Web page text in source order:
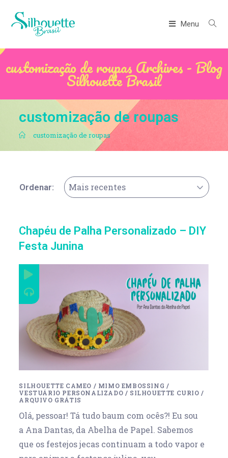
Menu
customização de roupas Archives - Blog
Silhouette Brasil
customização de roupas
. customização de roupas
Ordenar: Mais recentes
Chapéu de Palha Personalizado – DIY
Festa Junina
SILHOUETTE CAMEO / MIMO EMBOSSING /
VESTUÁRIO PERSONALIZADO / SILHOUETTE CURIO /
ARQUIVO GRÁTIS
Olá, pessoar! Tá tudo baum com ocês?! Eu sou
a Ana Dantas, da Abelha de Papel. Sabemos
que os festejos jecas continuam a todo vapor e